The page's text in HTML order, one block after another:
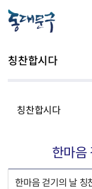
칭찬합시다
칭찬합시다
한마음
한마음 걷기의 날 칭